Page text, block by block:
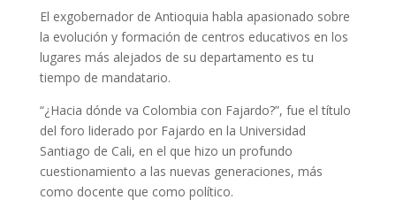
El exgobernador de Antioquia habla apasionado sobre
la evolución y formación de centros educativos en los
lugares más alejados de su departamento es tu
tiempo de mandatario.
“¿Hacia dónde va Colombia con Fajardo?”, fue el título
del foro liderado por Fajardo en la Universidad
Santiago de Cali, en el que hizo un profundo
cuestionamiento a las nuevas generaciones, más
como docente que como político.